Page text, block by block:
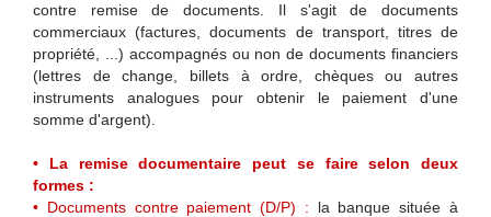
contre remise de documents. Il s'agit de documents
commerciaux (factures, documents de transport, titres de
propriété, ...) accompagnés ou non de documents financiers
(lettres de change, billets à ordre, chèques ou autres
instruments analogues pour obtenir le paiement d'une
somme d'argent).
• La remise documentaire peut se faire selon deux
formes :
• Documents contre paiement (D/P) : la banque située à